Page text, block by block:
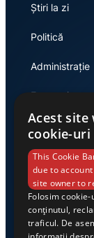
Știri la zi
Politică
Administrație
Economie
Link-
Despre noi
Acest site
cookie-uri
This Cookie
due to
site owner to
Folosim
conținutul,
traficul. De